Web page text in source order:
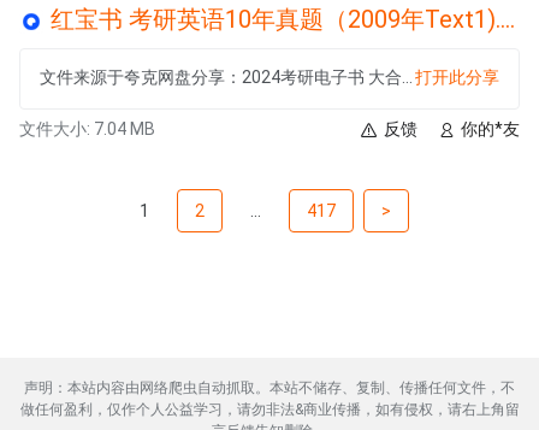
红宝书 考研英语10年真题（2009年Text1).mp3
打开此分享
文件大小: 7.04 MB 你的*友
反馈
1 2 417 >
声明：本站内容由网络爬虫自动抓取。本站不储存、复制、传播任何文件，不
做任何盈利，仅作个人公益学习，请勿非法&商业传播，如有侵权，请右上角留